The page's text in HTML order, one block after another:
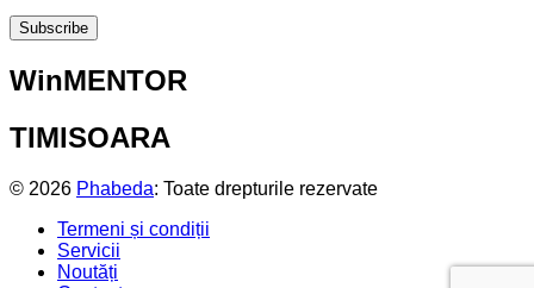
WinMENTOR
TIMISOARA
© 2026 Phabeda: Toate drepturile rezervate
Termeni și condiții
Servicii
Noutăți